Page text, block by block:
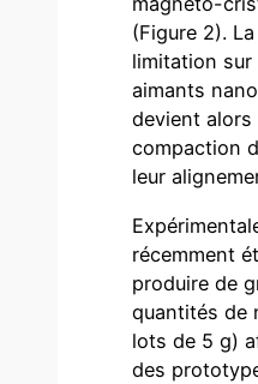
(Figure 2).
limitation sur
aimants
devient alors
compaction
leur
récemment
produire de
quantités de
lots de 5 g)
des